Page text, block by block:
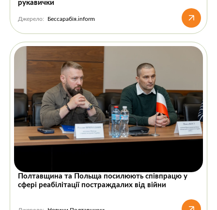
рукавички
Джерело: Бессарабія.inform
Полтавщина та Польща посилюють співпрацю у
сфері реабілітації постраждалих від війни